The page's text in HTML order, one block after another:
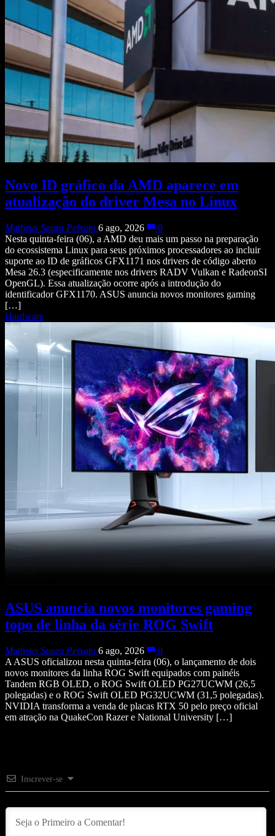
Novo ID gráfico da AMD aparece em
atualização do driver Mesa no Linux
Matheus Souza Peixoto 6 ago, 2026
0
Nesta quinta-feira (06), a AMD deu mais um passo na preparação
do ecossistema Linux para seus próximos processadores ao incluir
suporte ao ID de gráficos GFX1171 nos drivers de código aberto
Mesa 26.3 (especificamente nos drivers RADV Vulkan e RadeonSI
OpenGL). Essa atualização ocorre após a introdução do
identificador GFX1170. ASUS anuncia novos monitores gaming
[…]
Hardware
ASUS anuncia novos monitores gaming
topo de linha da série ROG Swift
Matheus Souza Peixoto 6 ago, 2026
0
A ASUS oficializou nesta quinta-feira (06), o lançamento de dois
novos monitores da linha ROG Swift equipados com painéis
Tandem RGB OLED, o ROG Swift OLED PG27UCWM (26,5
polegadas) e o ROG Swift OLED PG32UCWM (31,5 polegadas).
NVIDIA transforma a venda de placas RTX 50 pelo preço oficial
em atração na QuakeCon Razer e National University […]
Inscrever-se